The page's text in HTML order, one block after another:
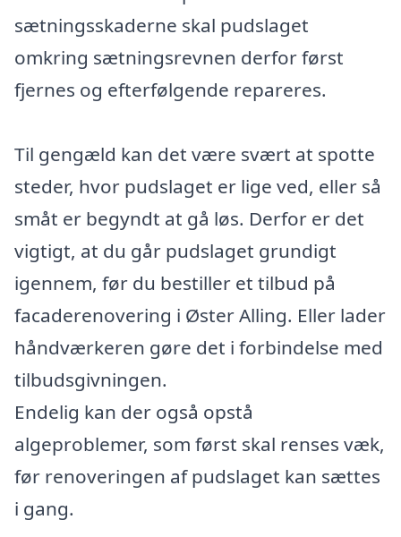
sætningsskaderne skal pudslaget
omkring sætningsrevnen derfor først
fjernes og efterfølgende repareres.
Til gengæld kan det være svært at spotte
steder, hvor pudslaget er lige ved, eller så
småt er begyndt at gå løs. Derfor er det
vigtigt, at du går pudslaget grundigt
igennem, før du bestiller et tilbud på
facaderenovering i Øster Alling. Eller lader
håndværkeren gøre det i forbindelse med
tilbudsgivningen.
Endelig kan der også opstå
algeproblemer, som først skal renses væk,
før renoveringen af pudslaget kan sættes
i gang.